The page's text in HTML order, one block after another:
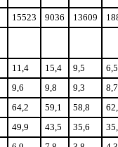
15523 9036 13609
11,4 15,4 9,5
6,5
9,6 9,8 9,3
8,7
64,2 59,1 58,8
49,9 43,5 35,6